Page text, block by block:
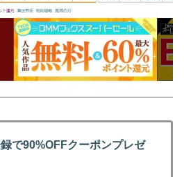
で90%OFFクーポンプレゼ